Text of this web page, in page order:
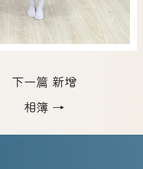
下一篇 新增
相簿 →